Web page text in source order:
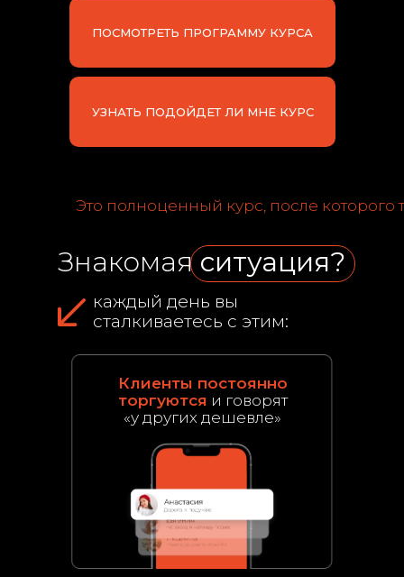
УЗНАТЬ ПОДОЙДЕТ ЛИ МНЕ КУРС
ПОСМОТРЕТЬ ПРОГРАММУ КУРСА
Это полноценный курс, после
Знакомая ситуация?
каждый день вы
сталкиваетесь с этим:
Клиенты постоянно
торгуются и говорят
«у других дешевле»
клиентов и «мертвые»